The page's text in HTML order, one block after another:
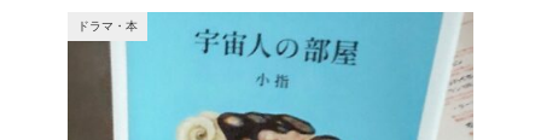
ドラマ・本